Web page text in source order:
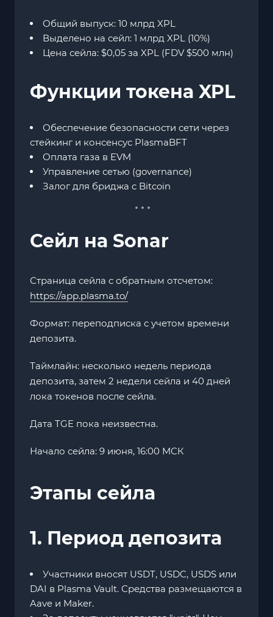
Общий выпуск: 10 млрд XPL
Выделено на сейл: 1 млрд XPL (10%)
Цена сейла: $0,05 за XPL (FDV $500 млн)
Функции токена XPL
Обеспечение безопасности сети через
стейкинг и консенсус PlasmaBFT
Оплата газа в EVM
Управление сетью (governance)
Залог для бриджа с Bitcoin
Сейл на Sonar
Страница сейла с обратным отсчетом:
https://app.plasma.to/
Формат: переподписка с учетом времени
депозита.
Таймлайн: несколько недель периода
депозита, затем 2 недели сейла и 40 дней
лока токенов после сейла.
Дата TGE пока неизвестна.
Начало сейла: 9 июня, 16:00 МСК
Этапы сейла
1. Период депозита
Участники вносят USDT, USDC, USDS или
DAI в Plasma Vault. Средства размещаются в
Aave и Maker.